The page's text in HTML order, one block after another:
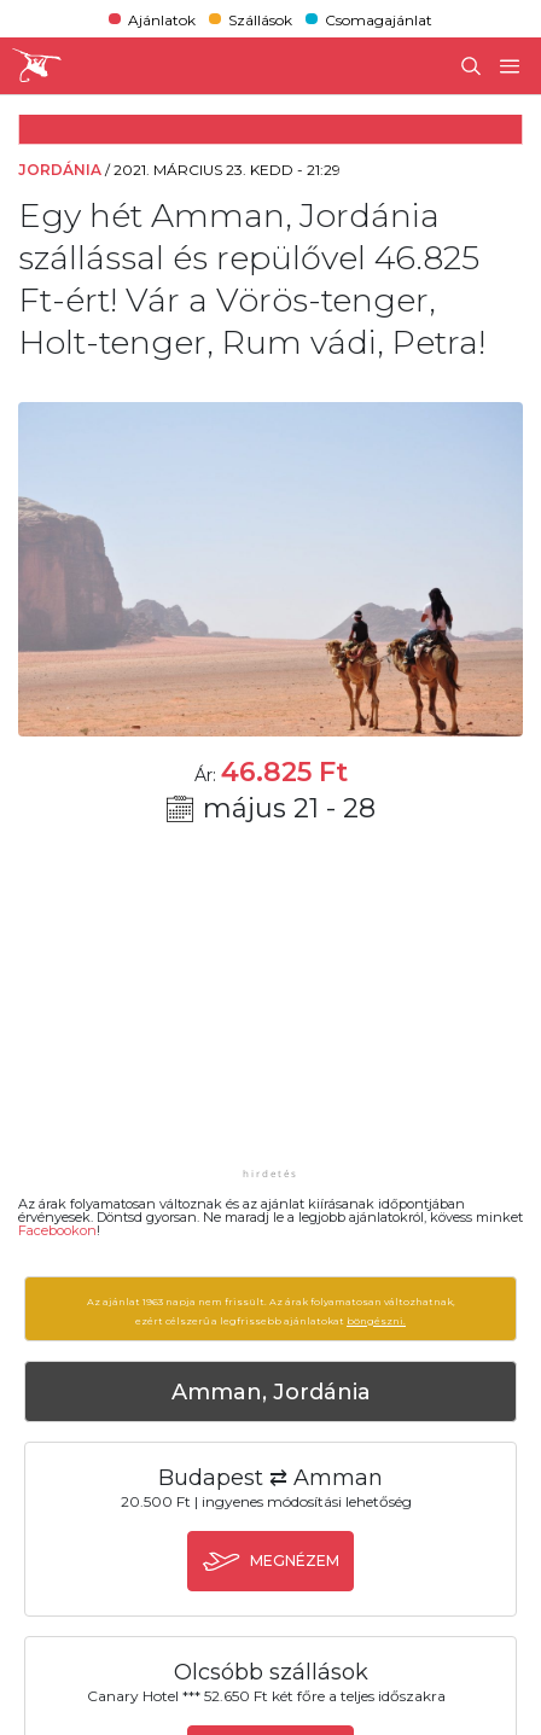
Ajánlatok Szállások Csomagajánlat
JORDÁNIA /2021. MÁRCIUS 23. KEDD - 21:29
Egy hét Amman, Jordánia
szállással és repülővel 46.825
Ft-ért! Vár a Vörös-tenger,
Holt-tenger, Rum vádi, Petra!
Ár: 46.825 Ft
május 21 - 28
Az árak folyamatosan változnak és az ajánlat kiírásanak időpontjában
érvényesek. Döntsd gyorsan. Ne maradj le a legjobb ajánlatokról, kövess minket
Facebookon!
Az ajánlat 1963 napja nem frissült. Az árak folyamatosan változhatnak,
ezért célszerű a legfrissebb ajánlatokat böngészni.
Amman, Jordánia
Budapest ⇄ Amman
20.500 Ft | ingyenes módosítási lehetőség
MEGNÉZEM
Olcsóbb szállások
Canary Hotel *** 52.650 Ft két főre a teljes időszakra